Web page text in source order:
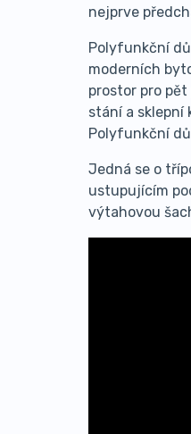
nejprve
Polyfunkční
moderních
prostor pro
stání a sklepní
Polyfunkční
Jedná se o
ustupujícím
výtahovou